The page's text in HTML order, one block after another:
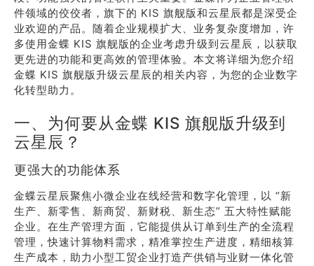
件领域的佼佼者，旗下的 KIS 旗舰版和云星辰都是深受企
业欢迎的产品。随着企业规模扩大、业务复杂度增加，许
多使用金蝶 KIS 旗舰版的企业考虑升级到云星辰，以获取
更先进的功能和更高效的管理体验。本文将详细为您介绍
金蝶 KIS 旗舰版升级云星辰的相关内容，为您的企业数字
化转型助力。
一、为何要从金蝶 KIS 旗舰版升级到
云星辰？
更强大的功能体系
金蝶云星辰聚焦小微企业在线经营和数字化管理，以 “新
生产、新零售、新商贸、新财税、新生态” 五大特性赋能
企业。在生产管理方面，它能提供从订单到生产的全流程
管理，快速计算物料需求，精准掌控生产进度，精细核算
生产成本，助力小型工贸企业打造产供销与业财一体化管